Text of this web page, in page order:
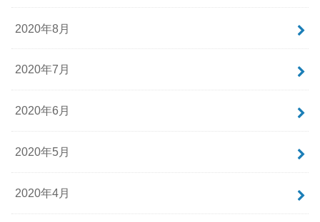
2020年8月
2020年7月
2020年6月
2020年5月
2020年4月